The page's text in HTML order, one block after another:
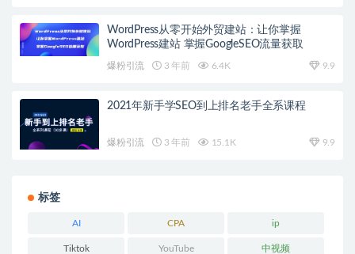
WordPress从零开始外贸建站：让你掌握
WordPress建站 掌握GoogleSEO流量获取
爆粉引流 3 年前 6.4K 9.9
2021年新手学SEO到上排名老手全系课程
爆粉引流 3 年前 15.1K 9.9
标签
AI CPA ip
Tiktok YouTube 中视频